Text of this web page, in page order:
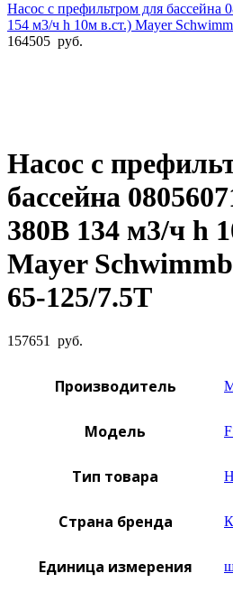
Насос с префильтром для бассейна
154 м3/ч h 10м в.ст.) Mayer
164505 руб.
Насос с
бассейна
380B 134 м3/ч h
Mayer
65-125/7.5T
157651 руб.
Производитель
Модель
Тип товара
Страна бренда
Единица измерения